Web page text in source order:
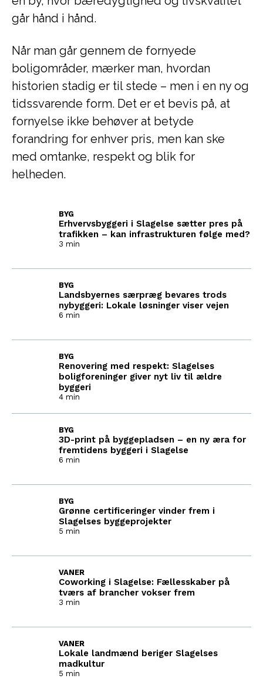
går hånd i hånd.
Når man går gennem de fornyede
boligområder, mærker man, hvordan
historien stadig er til stede – men i en ny og
tidssvarende form. Det er et bevis på, at
fornyelse ikke behøver at betyde
forandring for enhver pris, men kan ske
med omtanke, respekt og blik for
helheden.
Erhvervsbyggeri i Slagelse sætter pres på
trafikken – kan infrastrukturen følge med?
BYG
3 min
Landsbyernes særpræg bevares trods
nybyggeri: Lokale løsninger viser vejen
BYG
6 min
Renovering med respekt: Slagelses
boligforeninger giver nyt liv til ældre
byggeri
BYG
4 min
3D-print på byggepladsen – en ny æra for
fremtidens byggeri i Slagelse
BYG
6 min
Grønne certificeringer vinder frem i
Slagelses byggeprojekter
BYG
5 min
Coworking i Slagelse: Fællesskaber på
tværs af brancher vokser frem
VANER
3 min
Lokale landmænd beriger Slagelses
madkultur
VANER
5 min